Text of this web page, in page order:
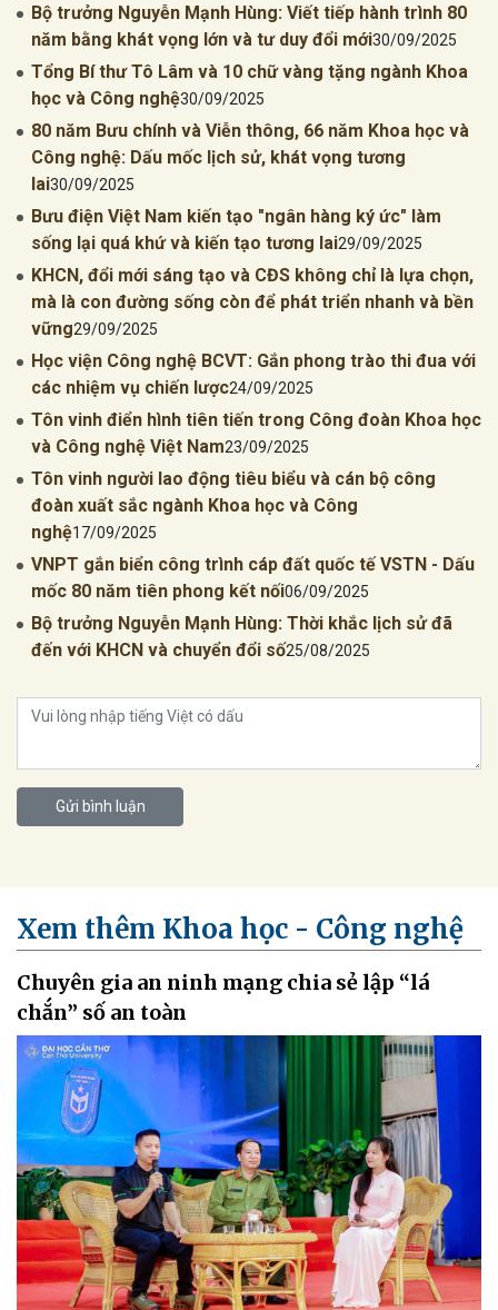
Bộ trưởng Nguyễn Mạnh Hùng: Viết tiếp hành trình 80
năm bằng khát vọng lớn và tư duy đổi mới30/09/2025
Tổng Bí thư Tô Lâm và 10 chữ vàng tặng ngành Khoa
học và Công nghệ30/09/2025
80 năm Bưu chính và Viễn thông, 66 năm Khoa học và
Công nghệ: Dấu mốc lịch sử, khát vọng tương
lai30/09/2025
Bưu điện Việt Nam kiến tạo "ngân hàng ký ức" làm
sống lại quá khứ và kiến tạo tương lai29/09/2025
KHCN, đổi mới sáng tạo và CĐS không chỉ là lựa chọn,
mà là con đường sống còn để phát triển nhanh và bền
vững29/09/2025
Học viện Công nghệ BCVT: Gắn phong trào thi đua với
các nhiệm vụ chiến lược24/09/2025
Tôn vinh điển hình tiên tiến trong Công đoàn Khoa học
và Công nghệ Việt Nam23/09/2025
Tôn vinh người lao động tiêu biểu và cán bộ công
đoàn xuất sắc ngành Khoa học và Công
nghệ17/09/2025
VNPT gắn biển công trình cáp đất quốc tế VSTN - Dấu
mốc 80 năm tiên phong kết nối06/09/2025
Bộ trưởng Nguyễn Mạnh Hùng: Thời khắc lịch sử đã
đến với KHCN và chuyển đổi số25/08/2025
Gửi bình luận
Xem thêm Khoa học - Công nghệ
Chuyên gia an ninh mạng chia sẻ lập “lá
chắn” số an toàn